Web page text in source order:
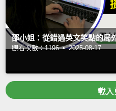
邵小姐：從錯過英文笑點的局
觀看次數：1196 • 2025-08-17
載入